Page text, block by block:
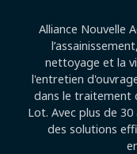
Alliance Nouvelle
nettoyage et la
l'entretien
dans le traitement
Lot. Avec plus de
des solutions